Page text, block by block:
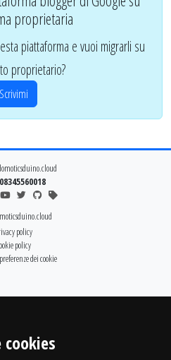
cookies
proprietaria
piattaforma e vuoi migrarli su
proprietario?
Scrivimi
08345560018
policy
policy
dei cookie